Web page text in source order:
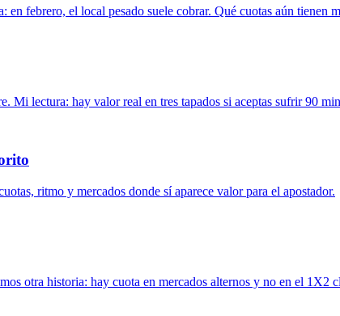
febrero, el local pesado suele cobrar. Qué cuotas aún tienen
Mi lectura: hay valor real en tres tapados si aceptas sufrir 90
ritmo y mercados donde sí aparece valor para el apostador.
otra historia: hay cuota en mercados alternos y no en el 1X2